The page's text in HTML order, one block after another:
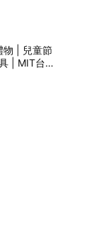
| MIT台灣